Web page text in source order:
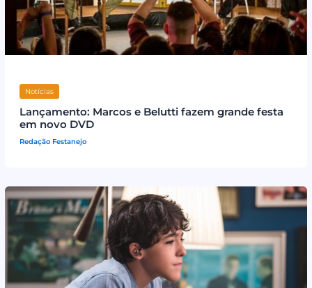
Notícias
Lançamento: Marcos e Belutti fazem grande festa
em novo DVD
Redação Festanejo